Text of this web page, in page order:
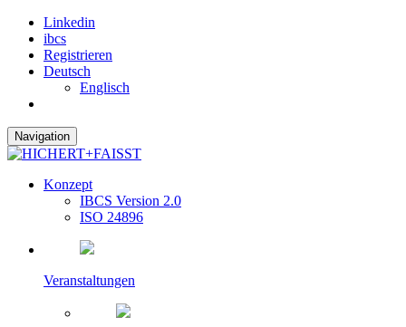
Linkedin
ibcs
Registrieren
Deutsch
Englisch
Navigation
Konzept
IBCS Version 2.0
ISO 24896
Veranstaltungen